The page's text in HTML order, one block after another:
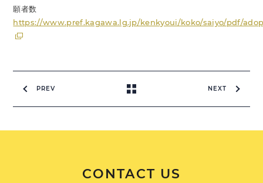
願者数
https://www.pref.kagawa.lg.jp/kenkyoui/koko/saiyo/pdf/
PREV NEXT
CONTACT US